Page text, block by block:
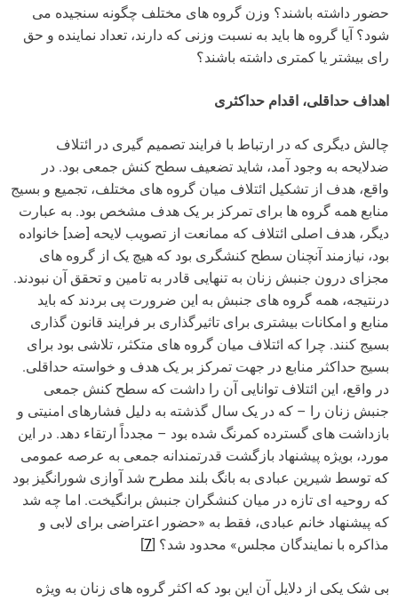
حضور داشته باشند؟ وزن گروه های مختلف چگونه سنجیده می
شود؟ آیا گروه ها باید به نسبت وزنی که دارند، تعداد نماینده و حق
رای بیشتر یا کمتری داشته باشند؟
اهداف حداقلی، اقدام حداکثری
چالش دیگری که در ارتباط با فرایند تصمیم گیری در ائتلاف
ضدلایحه به وجود آمد، شاید تضعیف سطح کنش جمعی بود. در
واقع، هدف از تشکیل ائتلاف میان گروه های مختلف، تجمیع و بسیج
منابع همه گروه ها برای تمرکز بر یک هدف مشخص بود. به عبارت
دیگر، هدف اصلی ائتلاف که ممانعت از تصویب لایحه [ضد] خانواده
بود، نیازمند آنچنان سطح کنشگری بود که هیچ یک از گروه های
مجزای درون جنبش زنان به تنهایی قادر به تامین و تحقق آن نبودند.
درنتیجه، همه گروه های جنبش به این ضرورت پی بردند که باید
منابع و امکانات بیشتری برای تاثیرگذاری بر فرایند قانون گذاری
بسیج کنند. چرا که ائتلاف میان گروه های متکثر، تلاشی بود برای
بسیج حداکثر منابع در جهت تمرکز بر یک هدف و خواسته حداقلی.
در واقع، این ائتلاف توانایی آن را داشت که سطح کنش جمعی
جنبش زنان را – که در یک سال گذشته به دلیل فشارهای امنیتی و
بازداشت های گسترده کمرنگ شده بود – مجدداً ارتقاء دهد. در این
مورد، بویژه پیشنهاد بازگشت قدرتمندانه جمعی به عرصه عمومی
که توسط شیرین عبادی به بانگ بلند مطرح شد آوازی شورانگیز بود
که روحیه ای تازه در میان کنشگران جنبش برانگیخت. اما چه شد
که پیشنهاد خانم عبادی، فقط به «حضور اعتراضی برای لابی و
مذاکره با نمایندگان مجلس» محدود شد؟ [7
]
بی شک یکی از دلایل آن این بود که اکثر گروه های زنان به ویژه